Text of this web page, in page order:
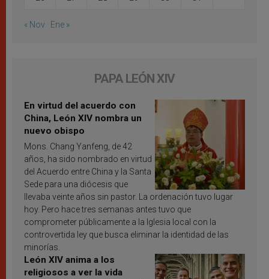
« Nov Ene »
PAPA LEÓN XIV
En virtud del acuerdo con
China, León XIV nombra un
nuevo obispo
Mons. Chang Yanfeng, de 42
años, ha sido nombrado en virtud
del Acuerdo entre China y la Santa
Sede para una diócesis que
llevaba veinte años sin pastor. La ordenación tuvo lugar
hoy. Pero hace tres semanas antes tuvo que
comprometer públicamente a la Iglesia local con la
controvertida ley que busca eliminar la identidad de las
minorías.
León XIV anima a los
religiosos a ver la vida